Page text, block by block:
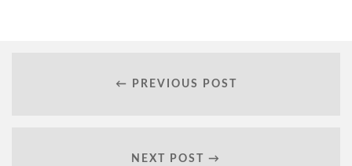
← PREVIOUS POST
NEXT POST →